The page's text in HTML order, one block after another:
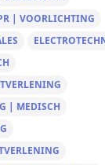
| VOORLICHTING
| MEDISCH